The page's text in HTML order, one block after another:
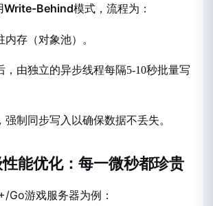
Write-Behind模式，流程为：
存（对象池）。
，由独立的异步线程每隔5-10秒批量写
强制同步写入以确保数据不丢失。
能优化：每一微秒都珍贵
Go游戏服务器为例：